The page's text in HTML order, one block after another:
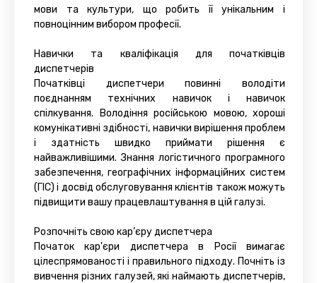
мови та культури, що робить її унікальним і
повноцінним вибором професії.
Навички та кваліфікація для початківців
диспетчерів
Початківці диспетчери повинні володіти
поєднанням технічних навичок і навичок
спілкування. Володіння російською мовою, хороші
комунікативні здібності, навички вирішення проблем
і здатність швидко приймати рішення є
найважливішими. Знання логістичного програмного
забезпечення, географічних інформаційних систем
(ГІС) і досвід обслуговування клієнтів також можуть
підвищити вашу працевлаштування в цій галузі.
Розпочніть свою кар’єру диспетчера
Початок кар'єри диспетчера в Росії вимагає
цілеспрямованості і правильного підходу. Почніть із
вивчення різних галузей, які наймають диспетчерів,